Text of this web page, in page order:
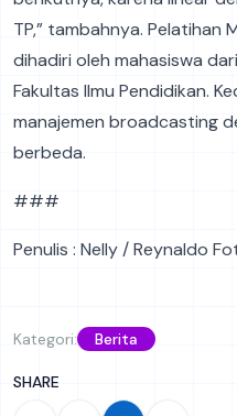
TP,” tambahnya. Pelatihan
dihadiri oleh mahasiswa
Fakultas Ilmu Pendidikan.
manajemen broadcasting
berbeda.
###
Penulis : Nelly / Reynaldo
Kategori: Berita
SHARE